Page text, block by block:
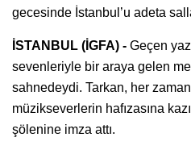
gecesinde İstanbul’u adeta
İSTANBUL (İGFA) - Geçen yaz
sevenleriyle bir araya gelen
sahnedeydi. Tarkan, her
müzikseverlerin hafızasına
şölenine imza attı.